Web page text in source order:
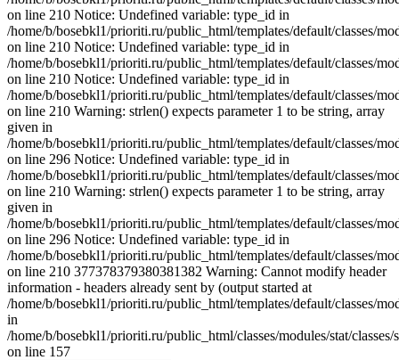
on line 210 Notice: Undefined variable: type_id in
/home/b/bosebkl1/prioriti.ru/public_html/templates/default/classes/
on line 210 Notice: Undefined variable: type_id in
/home/b/bosebkl1/prioriti.ru/public_html/templates/default/classes/
on line 210 Notice: Undefined variable: type_id in
/home/b/bosebkl1/prioriti.ru/public_html/templates/default/classes/
on line 210 Warning: strlen() expects parameter 1 to be string, array
given in
/home/b/bosebkl1/prioriti.ru/public_html/templates/default/classes/
on line 296 Notice: Undefined variable: type_id in
/home/b/bosebkl1/prioriti.ru/public_html/templates/default/classes/
on line 210 Warning: strlen() expects parameter 1 to be string, array
given in
/home/b/bosebkl1/prioriti.ru/public_html/templates/default/classes/
on line 296 Notice: Undefined variable: type_id in
/home/b/bosebkl1/prioriti.ru/public_html/templates/default/classes/
on line 210 377378379380381382 Warning: Cannot modify header
information - headers already sent by (output started at
/home/b/bosebkl1/prioriti.ru/public_html/templates/default/classes/
in
/home/b/bosebkl1/prioriti.ru/public_html/classes/modules/stat/classes/
on line 157